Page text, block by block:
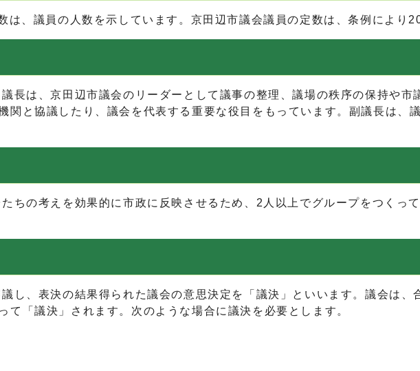
、議員の人数を示しています。京田辺市議会議員の定数は、条例により
は、京田辺市議会のリーダーとして議事の整理、議場の秩序の保持や市
関と協議したり、議会を代表する重要な役目をもっています。副議長は、
の考えを効果的に市政に反映させるため、2人以上でグループをつくっ
、表決の結果得られた議会の意思決定を「議決」といいます。議会は、
「議決」されます。次のような場合に議決を必要とします。